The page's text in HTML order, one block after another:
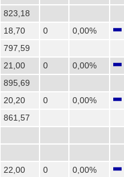
823,18
18,70 0
0,00%
797,59
21,00 0
0,00%
895,69
20,20 0
0,00%
861,57
22,00 0
0,00%